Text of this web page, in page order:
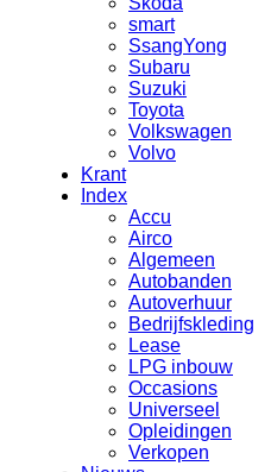
smart
SsangYong
Subaru
Suzuki
Toyota
Volkswagen
Volvo
Krant
Index
Accu
Airco
Algemeen
Autobanden
Autoverhuur
Bedrijfskleding
Lease
LPG inbouw
Occasions
Universeel
Opleidingen
Verkopen